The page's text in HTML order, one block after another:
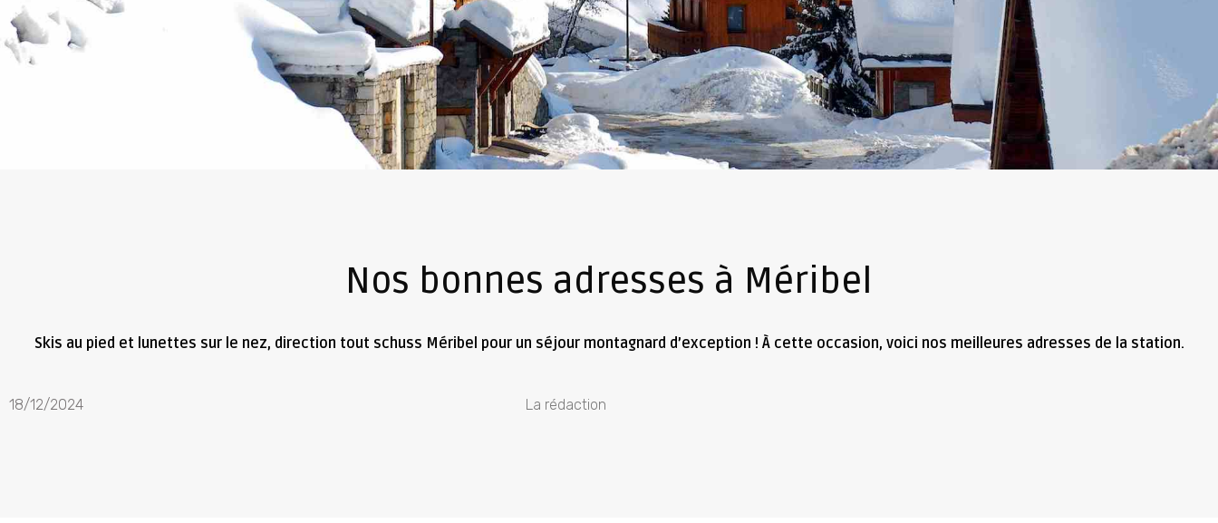
Nos bonnes adresses à Méribel
Skis au pied et lunettes sur le nez, direction tout schuss Méribel pour un séjour montagnard d’exception ! À cette occasion, voici nos meilleures adresses de la station.
18/12/2024 La rédaction